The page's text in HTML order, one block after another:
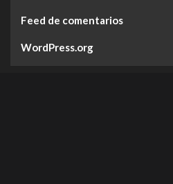
Feed de comentarios
WordPress.org